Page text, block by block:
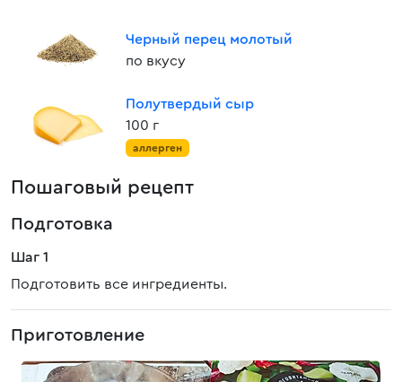
Черный перец молотый
по вкусу
Полутвердый сыр
100 г
аллерген
Пошаговый рецепт
Подготовка
Шаг 1
Подготовить все ингредиенты.
Приготовление